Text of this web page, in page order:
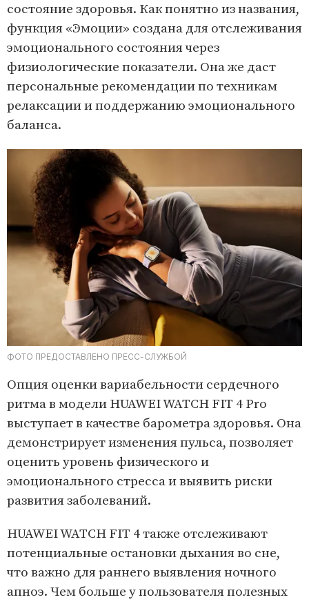
состояние здоровья. Как понятно из названия,
функция «Эмоции» создана для отслеживания
эмоционального состояния через
физиологические показатели. Она же даст
персональные рекомендации по техникам
релаксации и поддержанию эмоционального
баланса.
ФОТО ПРЕДОСТАВЛЕНО ПРЕСС-СЛУЖБОЙ
Опция оценки вариабельности сердечного
ритма в модели HUAWEI WATCH FIT 4 Pro
выступает в качестве барометра здоровья. Она
демонстрирует изменения пульса, позволяет
оценить уровень физического и
эмоционального стресса и выявить риски
развития заболеваний.
HUAWEI WATCH FIT 4 также отслеживают
потенциальные остановки дыхания во сне,
что важно для раннего выявления ночного
апноэ. Чем больше у пользователя полезных